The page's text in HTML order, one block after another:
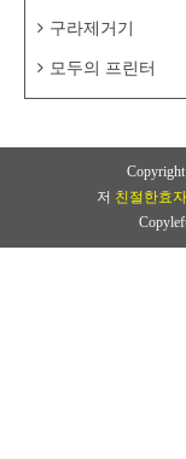
구라제거기
모두의 프린터
저 친절한효